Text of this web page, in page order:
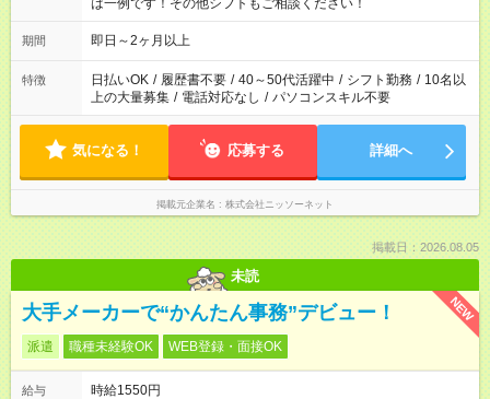
は一例です！その他シフトもご相談ください！
期間 即日～2ヶ月以上
特徴 日払いOK / 履歴書不要 / 40～50代活躍中 / シフト勤務 / 10名以
上の大量募集 / 電話対応なし / パソコンスキル不要
気になる！ 応募する 詳細へ
掲載元企業名 株式会社ニッソーネット
掲載日：2026.08.05
未読
NEW
大手メーカーで“かんたん事務”デビュー！
派遣 職種未経験OK WEB登録・面接OK
給与
時給1550円